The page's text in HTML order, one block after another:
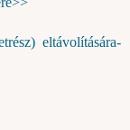
eltávolítására-